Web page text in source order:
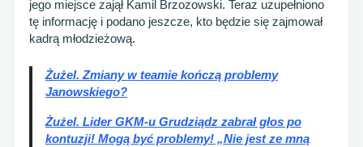
jego miejsce zajął Kamil Brzozowski. Teraz uzupełniono
tę informację i podano jeszcze, kto będzie się zajmował
kadrą młodzieżową.
Żużel. Zmiany w teamie kończą problemy
Janowskiego?
Żużel. Lider GKM-u Grudziądz zabrał głos po
kontuzji! Mogą być problemy! „Nie jest ze mną